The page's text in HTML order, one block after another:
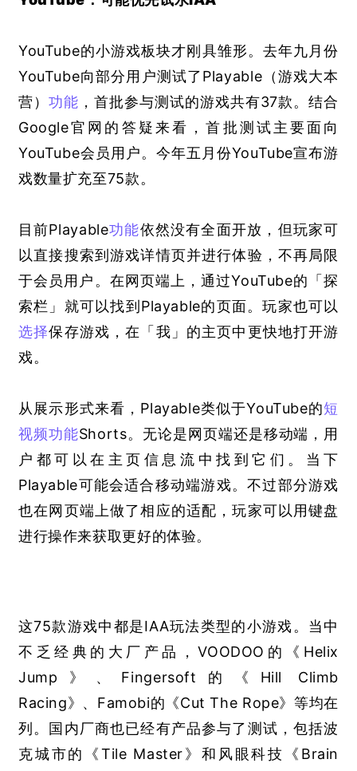
YouTube的小游戏板块才刚具雏形。去年九月份
YouTube向部分用户测试了Playable （游戏大本
营） 功能 ，首批参与测试的游戏共有37款。结合
Google官网的答疑来看，首批测试主要面向
YouTube会员用户。今年五月份YouTube宣布游
戏数量扩充至75款。
目前Playable功能依然没有全面开放，但玩家可
以直接搜索到游戏详情页并进行体验，不再局限
于会员用户。在网页端上，通过YouTube的「探
索栏」就可以找到Playable的页面。玩家也可以
选择保存游戏，在「我」的主页中更快地打开游
戏。
从展示形式来看，Playable类似于YouTube的短
视频功能Shorts。无论是网页端还是移动端，用
户都可以在主页信息流中找到它们。当下
Playable可能会适合移动端游戏。不过部分游戏
也在网页端上做了相应的适配，玩家可以用键盘
进行操作来获取更好的体验。
这75款游戏中都是IAA玩法类型的小游戏。当中
不乏经典的大厂产品，VOODOO的《Helix
Jump》、Fingersoft的《Hill Climb
Racing》、Famobi的《Cut The Rope》等均在
列。国内厂商也已经有产品参与了测试，包括波
克城市的《Tile Master》和风眼科技《Brain